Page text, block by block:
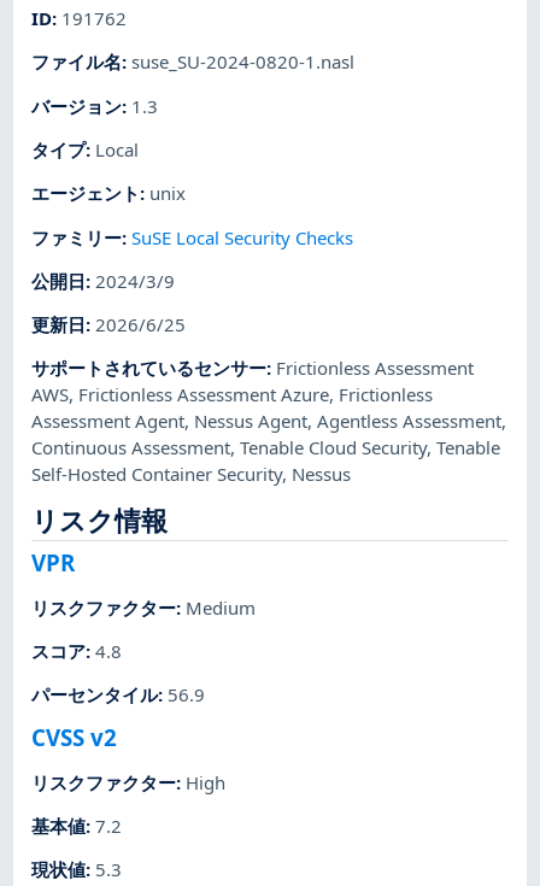
ID: 191762
ファイル名:suse_SU-2024-0820-1.nasl
バージョン: 1.3
タイプ: Local
エージェント : unix
ファミリー:SuSE Local Security Checks
公開日: 2024/3/9
更新日:2026/6/25
サポートされているセンサー: Frictionless Assessment
AWS, Frictionless Assessment Azure, Frictionless
Assessment Agent, Nessus Agent,Agentless Assessment,
Continuous Assessment,Tenable Cloud Security,Tenable
Self-Hosted Container Security, Nessus
リスク情報
VPR
リスクファクター: Medium
スコア:4.8
パーセンタイル: 56.9
CVSS v2
リスクファクター: High
基本値:7.2
現状値: 5.3